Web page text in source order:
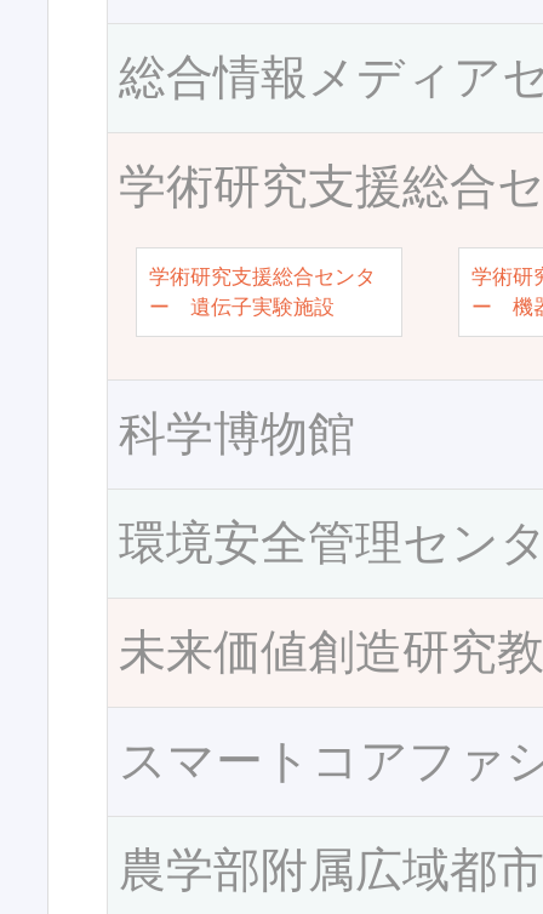
総合情報メディア
学術研究支援総合
学術研究支援総合センタ
ー 遺伝子実験施設
学術研
ー 機
科学博物館
環境安全管理セン
未来価値創造研究
スマートコアファ
農学部附属広域都